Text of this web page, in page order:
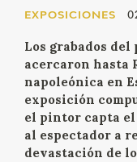
ACCIÓN CORPORATIVA
SEDE
CONTACTO
EXPOSICIONES
Los grabados
acercaron hasta
napoleónica en
exposición
el pintor capta el
al espectador a
devastación de